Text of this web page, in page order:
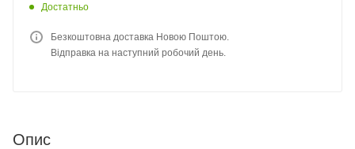
Достатньо
Безкоштовна доставка Новою Поштою.
Відправка на наступний робочий день.
Опис